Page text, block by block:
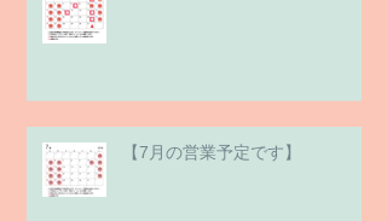
【7月の営業予定です】